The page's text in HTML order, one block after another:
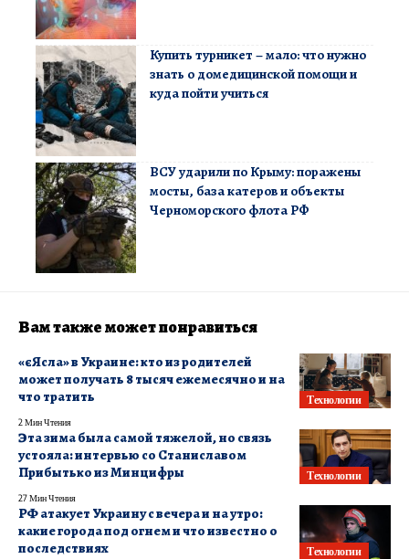
Купить турникет – мало: что нужно
знать о домедицинской помощи и
куда пойти учиться
ВСУ ударили по Крыму: поражены
мосты, база катеров и объекты
Черноморского флота РФ
Вам также может понравиться
Технологии
«єЯсла» в Украине: кто из родителей
может получать 8 тысяч ежемесячно и на
что тратить
2 Мин Чтения
Технологии
Эта зима была самой тяжелой, но связь
устояла: интервью со Станиславом
Прибытько из Минцифры
27 Мин Чтения
Технологии
РФ атакует Украину с вечера и на утро:
какие города под огнем и что известно о
последствиях